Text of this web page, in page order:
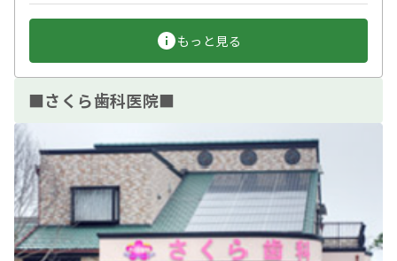
もっと見る
■さくら歯科医院■